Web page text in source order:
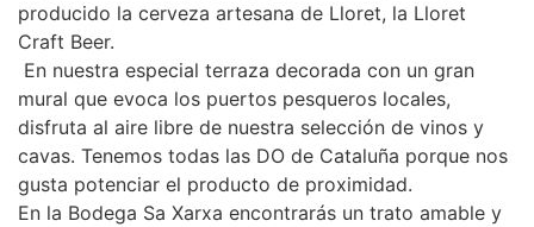
producido la cerveza artesana de Lloret, la Lloret
Craft Beer.
En nuestra especial terraza decorada con un gran
mural que evoca los puertos pesqueros locales,
disfruta al aire libre de nuestra selección de vinos y
cavas. Tenemos todas las DO de Cataluña porque nos
gusta potenciar el producto de proximidad.
En la Bodega Sa Xarxa encontrarás un trato amable y